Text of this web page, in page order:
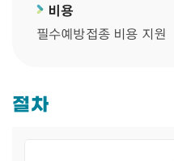
비용
필수예방접종 비용 지원
절차